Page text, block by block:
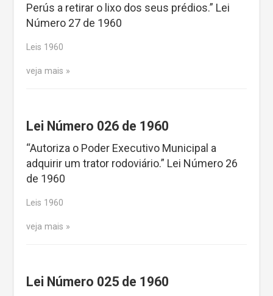
Perús a retirar o lixo dos seus prédios.” Lei
Número 27 de 1960
Leis 1960
veja mais
Lei Número 026 de 1960
“Autoriza o Poder Executivo Municipal a
adquirir um trator rodoviário.” Lei Número 26
de 1960
Leis 1960
veja mais
Lei Número 025 de 1960